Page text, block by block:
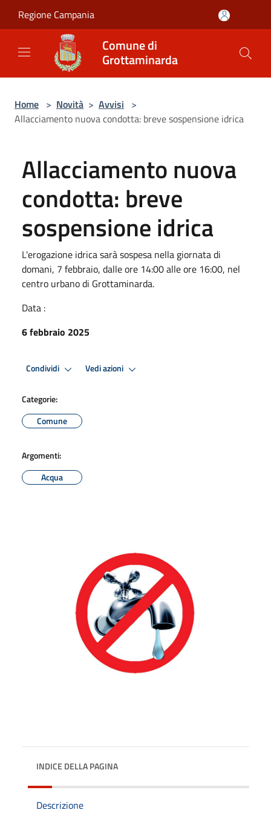
Regione Campania
Comune di
Grottaminarda
Home > Novità > Avvisi >
Allacciamento nuova condotta: breve sospensione idrica
Allacciamento nuova
condotta: breve
sospensione idrica
L'erogazione idrica sarà sospesa nella giornata di
domani, 7 febbraio, dalle ore 14:00 alle ore 16:00, nel
centro urbano di Grottaminarda.
Data :
6 febbraio 2025
Condividi Vedi azioni
Categorie:
Comune
Argomenti:
Acqua
INDICE DELLA PAGINA
Descrizione